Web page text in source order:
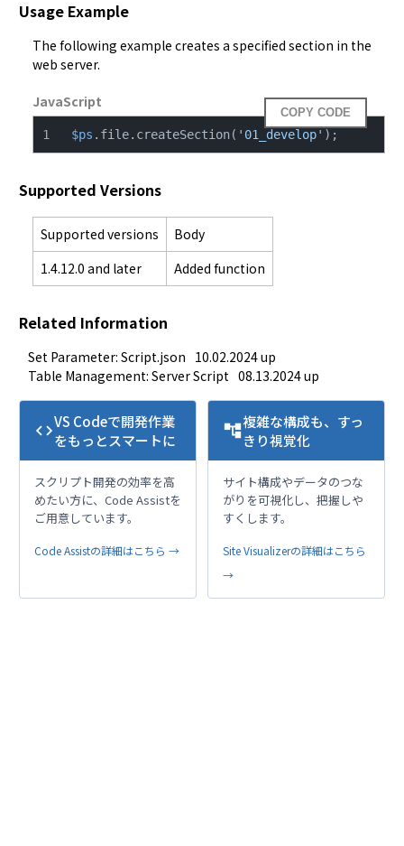
Usage Example
The following example creates a specified section in the
web server.
JavaScript
COPY CODE
$ps .file.createSection( '01_develop' );
Supported Versions
Supported versions
Body
1.4.12.0 and later
Added function
Related Information
Set Parameter: Script.json 10.02.2024 up
Table Management: Server Script 08.13.2024 up
codeVS Codeで開発作業
をもっとスマートに
スクリプト開発の効率を高
めたい方に、Code Assistを
ご用意しています。
Code Assistの詳細はこちら →
account_tree複雑な構成も、すっ
きり視覚化
サイト構成やデータのつな
がりを可視化し、把握しや
すくします。
Site Visualizerの詳細はこちら
→